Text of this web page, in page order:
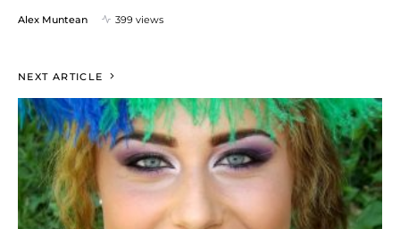
Alex Muntean 399 views
NEXT ARTICLE